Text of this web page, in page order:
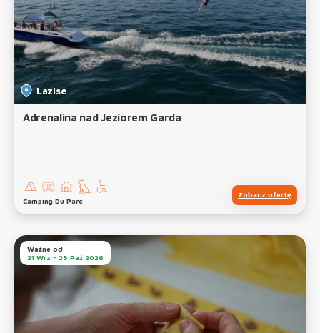
Lazise
Adrenalina nad Jeziorem Garda
Camping Du Parc
Zobacz ofertę
Ważne od
21 Wrz - 25 Paź 2026